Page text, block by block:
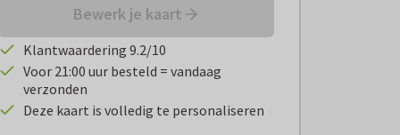
Bewerk je kaart
Klantwaardering 9.2/10
Voor 21:00 uur besteld = vandaag
verzonden
Deze kaart is volledig te personaliseren